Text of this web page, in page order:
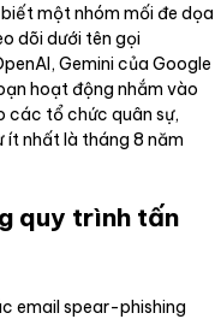
một nhóm mối đe dọa
dõi dưới tên gọi
Gemini của Google
hoạt động nhắm vào
các tổ chức quân sự,
ít nhất là tháng 8 năm
quy trình tấn
email spear-phishing